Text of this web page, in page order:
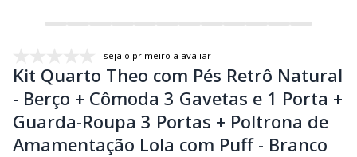
seja o primeiro a avaliar
Kit Quarto Theo com Pés Retrô Natural
- Berço + Cômoda 3 Gavetas e 1 Porta +
Guarda-Roupa 3 Portas + Poltrona de
Amamentação Lola com Puff - Branco